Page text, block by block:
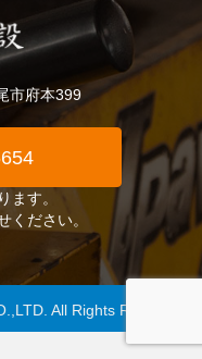
市府本399
ます。
ください。
All Rights Reserved.